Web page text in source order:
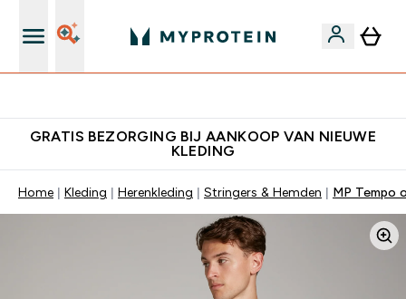
GRATIS BEZORGING BIJ AANKOOP VAN NIEUWE
KLEDING
Home Kleding Herenkleding Stringers & Hemden MP Tempo